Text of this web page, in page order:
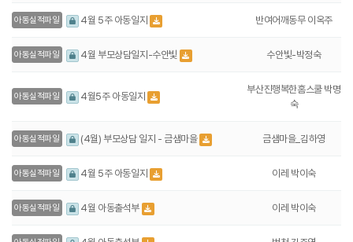
아동실적파일 4월 5주 아동일지 반여어깨동무 이옥주
아동실적파일 4월 부모상담일지-수안빛 수안빛-박정숙
아동실적파일 4월5주 아동일지
부산진행복한홈스쿨 박명
숙
아동실적파일 (4월) 부모상담 일지 - 금샘마을 금샘마을_김하영
아동실적파일 4월 5주 아동일지 이레 박이숙
아동실적파일 4월 아동출석부 이레 박이숙